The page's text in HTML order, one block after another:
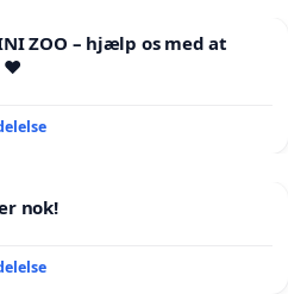
ZOO – hjælp os med at
❤️
nok!